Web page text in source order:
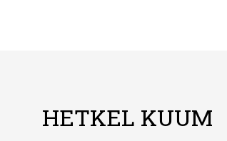
HETKEL KUUM